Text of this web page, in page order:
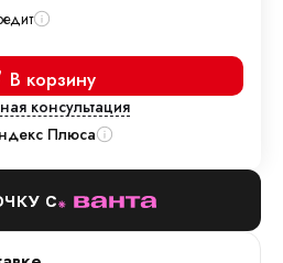
В корзину
консультация
Плюса
С